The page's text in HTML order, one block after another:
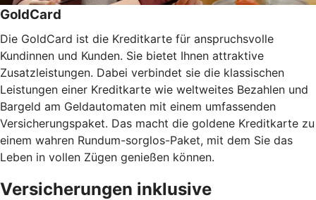
GoldCard
Die GoldCard ist die Kreditkarte für anspruchsvolle
Kundinnen und Kunden. Sie bietet Ihnen attraktive
Zusatzleistungen. Dabei verbindet sie die klassischen
Leistungen einer Kreditkarte wie weltweites Bezahlen und
Bargeld am Geldautomaten mit einem umfassenden
Versicherungspaket. Das macht die goldene Kreditkarte zu
einem wahren Rundum-sorglos-Paket, mit dem Sie das
Leben in vollen Zügen genießen können.
Versicherungen inklusive